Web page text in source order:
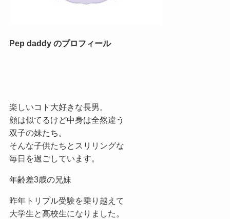
Pep daddy のプロフィール
楽しいコト大好きな長男。
顔は似てるけど中身は全然違う
双子の妹たち。
そんな子供たちとスリリングな
毎日を過ごしています。
年齢差3歳の兄妹
昨年トリプル受験を乗り越えて
大学生と高校生になりました。